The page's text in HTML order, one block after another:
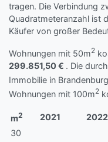
tragen. Die Verbindung
Quadratmeteranzahl ist
Käufer von großer
Wohnungen mit 50m2
299.851,50 € . Die
Immobilie in
Wohnungen mit 100m2
m2 2021 2022
30